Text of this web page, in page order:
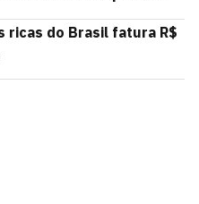
ricas do Brasil fatura R$